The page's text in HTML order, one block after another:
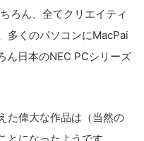
ろん、全てクリエイティ
多くのパソコンにMacPai
ん日本のNEC PCシリーズ
た偉大な作品は（当然の